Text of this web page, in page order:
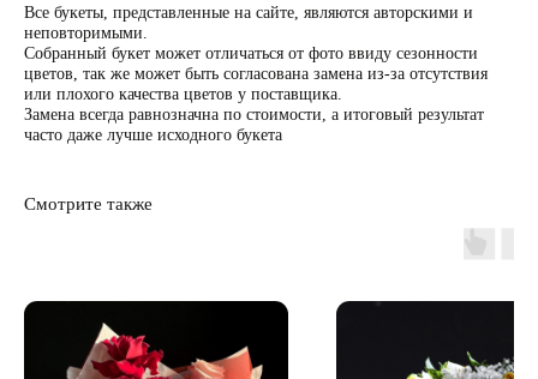
Все букеты, представленные на сайте, являются авторскими и
неповторимыми.
Собранный букет может отличаться от фото ввиду сезонности
цветов, так же может быть согласована замена из-за отсутствия
или плохого качества цветов у поставщика.
Замена всегда равнозначна по стоимости, а итоговый результат
часто даже лучше исходного букета
Смотрите также